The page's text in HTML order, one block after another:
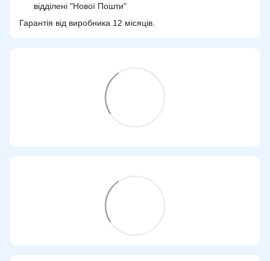
відділені "Нової Пошти"
Гарантія від виробника 12 місяців.